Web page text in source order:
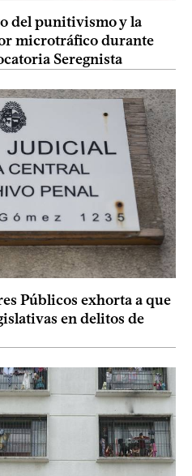
del punitivismo y la
microtráfico durante
Seregnista
Públicos exhorta a que
en delitos de